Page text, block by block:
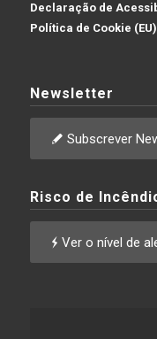
Declaração de
Política de Cookie (EU)
Newsletter
Subscrever
Risco de
Ver o nível de